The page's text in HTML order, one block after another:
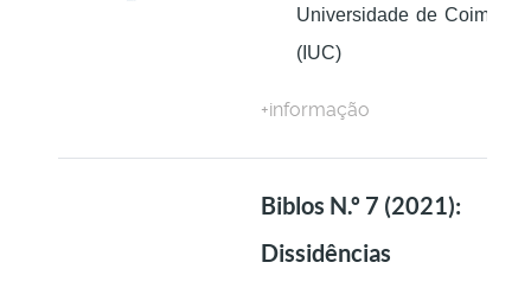
Universidade de Coimbra
(IUC)
+informação
Biblos N.º 7 (2021):
Dissidências